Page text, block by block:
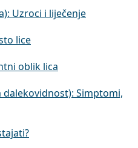
Uzroci i liječenje
lice
oblik lica
Simptomi,